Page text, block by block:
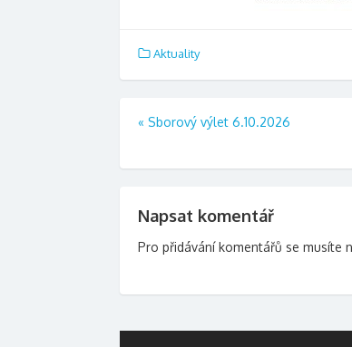
Aktuality
Navigace
« Sborový výlet 6.10.2026
Napsat komentář
Pro přidávání komentářů se musíte